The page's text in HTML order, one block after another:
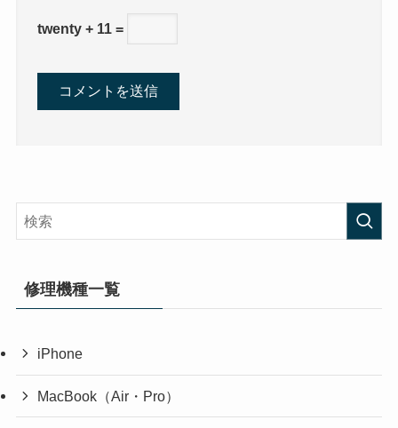
twenty + 11 =
修理機種一覧
iPhone
MacBook（Air・Pro）